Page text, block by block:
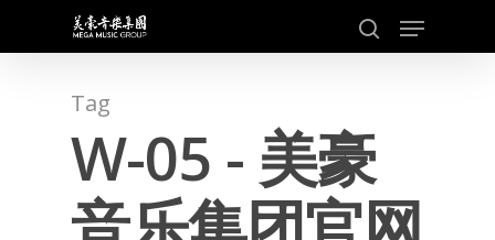
search
Menu
Tag
W-05 - 美豪